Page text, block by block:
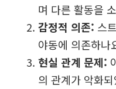
며 다른 활동을
감정적 의존: 스
야동에 의존하나
현실 관계 문제:
의 관계가 악화